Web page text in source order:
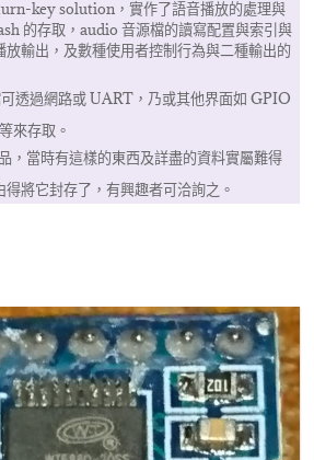
key solution，實作了語音播放的處理與
的存取，audio 音源檔的讀寫配置與索引與
輸出，及數種使用者控制行為與二種輸出的
透過網路或 UART，乃或其他界面如 GPIO
來存取。
，當時有這樣的東西及詳盡的資料實屬難得
將它封存了，有興趣者可洽詢之。